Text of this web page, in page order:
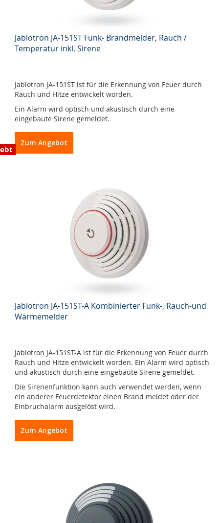
Jablotron JA-151ST Funk- Brandmelder, Rauch /
Temperatur inkl. Sirene
Jablotron JA-151ST ist für die Erkennung von Feuer durch
Rauch und Hitze entwickelt worden.
Ein Alarm wird optisch und akustisch durch eine
eingebaute Sirene gemeldet.
Zum Angebot
Jablotron JA-151ST-A Kombinierter Funk-, Rauch-und
Wärmemelder
Jablotron JA-151ST-A ist für die Erkennung von Feuer durch
Rauch und Hitze entwickelt worden. Ein Alarm wird optisch
und akustisch durch eine eingebaute Sirene gemeldet.
Die Sirenenfunktion kann auch verwendet werden, wenn
ein anderer Feuerdetektor einen Brand meldet oder der
Einbruchalarm ausgelöst wird.
Zum Angebot